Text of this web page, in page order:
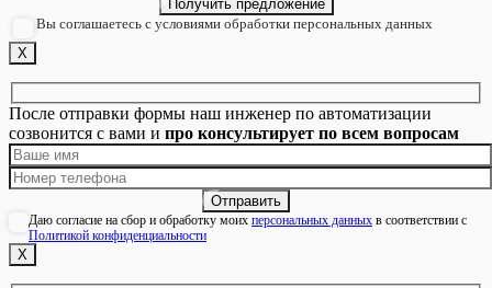
Вы соглашаетесь с условиями обработки персональных данных
Х
После отправки формы наш инженер по автоматизации
созвонится с вами и про консультирует по всем вопросам
Даю согласие на сбор и обработку моих персональных данных в соответствии с
Политикой конфиденциальности
Х